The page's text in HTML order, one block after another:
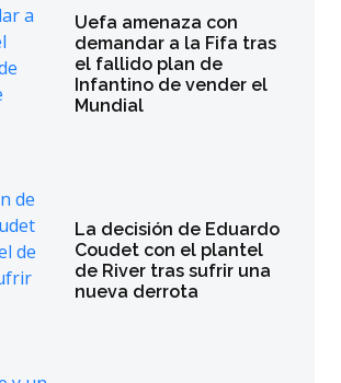
Uefa amenaza con
demandar a la Fifa tras
el fallido plan de
Infantino de vender el
Mundial
La decisión de Eduardo
Coudet con el plantel
de River tras sufrir una
nueva derrota